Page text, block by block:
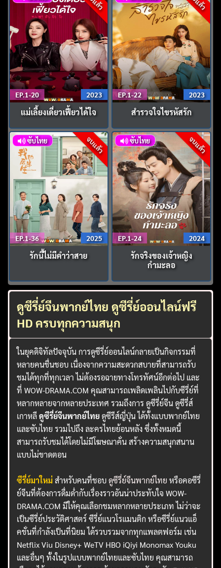
EP.1-20 2023
แม่เลี้ยงเดี่ยวเฟี้ยวได้ใจ
EP.1-22 2023
สำรวจใจไขรหัสรัก
จบแล้ว
ซับไทย
EP.1-36 2025
รักนี้ไม่มีคำว่าสาย
จบแล้ว
ซับไทย
EP.1-24 2024
รักจริงของเจ้าหญิง
กำมะลอ
ดูซีรี่ย์จีนพากย์ไทย ดูซีรี่ย์ออนไลน์ฟรี
HD ครบทุกความสนุก
ในยุคดิจิทัลปัจจุบัน การดูซีรี่ย์ออนไลน์กลายเป็นกิจกรรมที่
หลายคนชื่นชอบ เนื่องจากความสะดวกสบายที่สามารถรับ
ชมได้ทุกที่ทุกเวลา ไม่ต้องรอฉายทางโทรทัศน์อีกต่อไป และ
ที่ WOW-DRAMA.COM คุณสามารถเพลิดเพลินไปกับซีรี่ย์ที่
หลากหลายจากหลายประเทศ รวมถึงการ ดูซีรี่ย์จีน ดูซีรี่ส์
เกาหลีดูซีรี่ย์จีนพากย์ไทยดูซีรีส์ญี่ปุ่น ได้ทั้งแบบพากย์ไทย
และซับไทย รวมไปถึง ละครไทยย้อนหลัง ซึ่งทั้งหมดนี้
สามารถรับชมได้โดยไม่มีโฆษณาคั่น สร้างความสนุกสนาน
แบบไม่ขาดตอน
ซีรี่ย์มาใหม่ สำหรับคนที่ชอบดูซีรี่ย์จีนพากย์ไทย หรือคอซีรี่
ย์จีนที่ต้องการดื่มด่ำกับเรื่องราวอันน่าประทับใจ WOW-
DRAMA.COM มีให้คุณเลือกชมหลากหลายประเภท ไม่ว่าจะ
เป็นซีรี่ย์ประวัติศาสตร์ ซีรี่ย์แนวโรแมนติก หรือซีรี่ย์แนวแอ็
คชั่นที่กำลังเป็นที่นิยม ได้รวบรวมจากทุกแพลตฟอร์ม เช่น
Netflix Viu Disney+ WeTV HBO iQiyi Monomax Youku
และอื่นๆ ทั้งในรูปแบบพากย์ไทยและซับไทย คุณสามารถ